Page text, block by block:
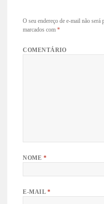
O seu endereço de e-mail não será
marcados com*
COMENTÁRIO
NOME *
E-MAIL *